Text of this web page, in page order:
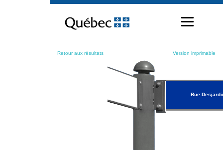
contenu
Retour aux résultats Version imprimable
Rue